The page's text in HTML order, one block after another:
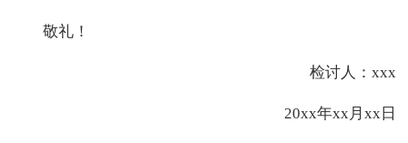
敬礼！
检讨人：xxx
20xx年xx月xx日